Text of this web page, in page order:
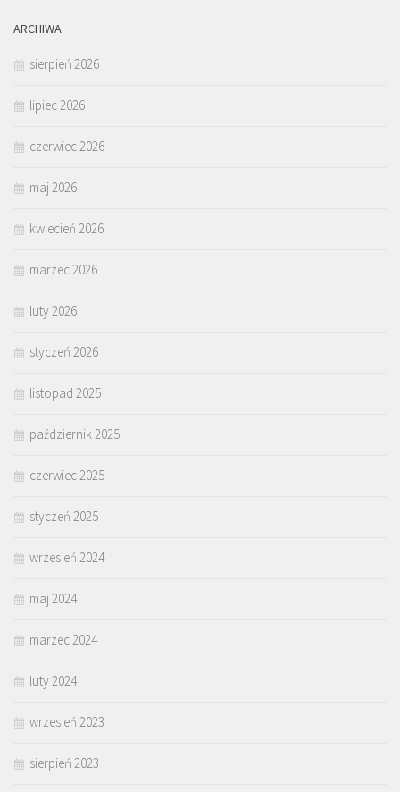
ARCHIWA
sierpień 2026
lipiec 2026
czerwiec 2026
maj 2026
kwiecień 2026
marzec 2026
luty 2026
styczeń 2026
listopad 2025
październik 2025
czerwiec 2025
styczeń 2025
wrzesień 2024
maj 2024
marzec 2024
luty 2024
wrzesień 2023
sierpień 2023